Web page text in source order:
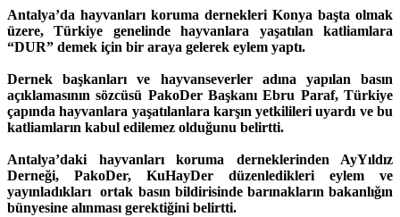
Antalya’da hayvanları koruma dernekleri Konya başta olmak
üzere, Türkiye genelinde hayvanlara yaşatılan katliamlara
“DUR” demek için bir araya gelerek eylem yaptı.
Dernek başkanları ve hayvanseverler adına yapılan basın
açıklamasının sözcüsü PakoDer Başkanı Ebru Paraf, Türkiye
çapında hayvanlara yaşatılanlara karşın yetkilileri uyardı ve bu
katliamların kabul edilemez olduğunu belirtti.
Antalya’daki hayvanları koruma derneklerinden AyYıldız
Derneği, PakoDer, KuHayDer düzenledikleri eylem ve
yayınladıkları ortak basın bildirisinde barınakların bakanlığın
bünyesine alınması gerektiğini belirtti.